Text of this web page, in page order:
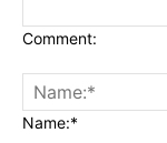
Comment:
Name:*